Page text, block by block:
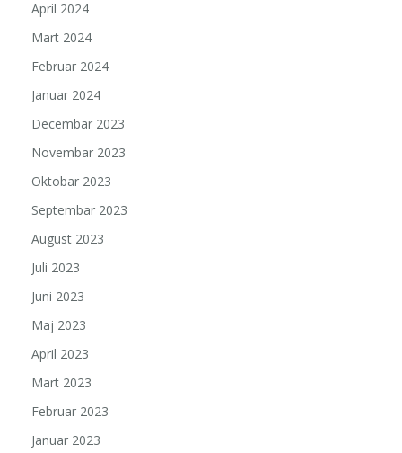
April 2024
Mart 2024
Februar 2024
Januar 2024
Decembar 2023
Novembar 2023
Oktobar 2023
Septembar 2023
August 2023
Juli 2023
Juni 2023
Maj 2023
April 2023
Mart 2023
Februar 2023
Januar 2023